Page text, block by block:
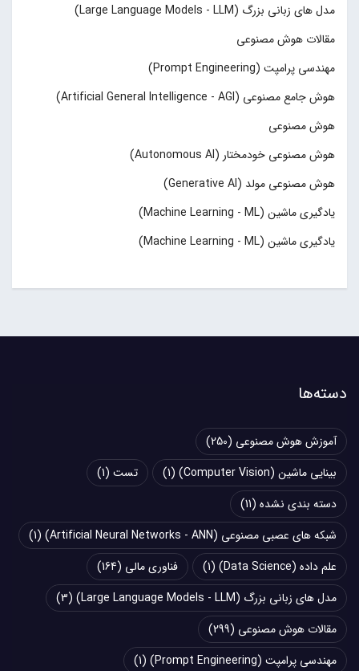
مدل های زبانی بزرگ (Large Language Models - LLM)
مقالات هوش مصنوعی
مهندسی پرامپت (Prompt Engineering)
هوش جامع مصنوعی (Artificial General Intelligence - AGI)
هوش مصنوعی
هوش مصنوعی خودمختار (Autonomous AI)
هوش مصنوعی مولد (Generative AI)
یادگیری ماشین (Machine Learning - ML)
یادگیری ماشین (Machine Learning - ML)
دسته‌ها
آموزش هوش مصنوعی (250)
بینایی ماشین (Computer Vision)
(1) تست (1)
دسته بندی نشده (11)
شبکه های عصبی مصنوعی (Artificial Neural Networks - ANN)
(1)
علم داده (Data Science)
(1) فناوری مالی (164)
مدل های زبانی بزرگ (Large Language Models - LLM)
(3)
مقالات هوش مصنوعی (299)
مهندسی پرامپت (Prompt Engineering)
(1)